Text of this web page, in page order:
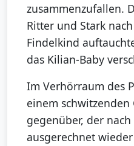
zusammenzufallen.
Ritter und Stark
Findelkind
das Kilian-Baby
Im Verhörraum des
einem
gegenüber, der
ausgerechnet